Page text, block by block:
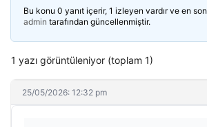
Bu konu 0 yanıt içerir, 1 izleyen vardır ve en son
admin tarafından güncellenmiştir.
1 yazı görüntüleniyor (toplam 1)
25/05/2026: 12:32 pm